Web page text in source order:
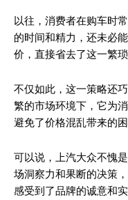
以往，消费者在购车时
的时间和精力，还未必
价，直接省去了这一繁
不仅如此，这一策略还
繁的市场环境下，它为
避免了价格混乱带来的困
可以说，上汽大众不愧
场洞察力和果断的决策
感受到了品牌的诚意和